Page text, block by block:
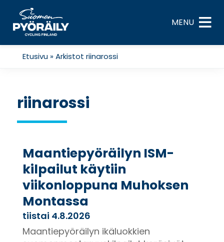
content
MENU
Etusivu»Arkistot riinarossi
riinarossi
Maantiepyöräilyn ISM-
kilpailut käytiin
viikonloppuna Muhoksen
Montassa
tiistai 4.8.2026
Maantiepyöräilyn ikäluokkien